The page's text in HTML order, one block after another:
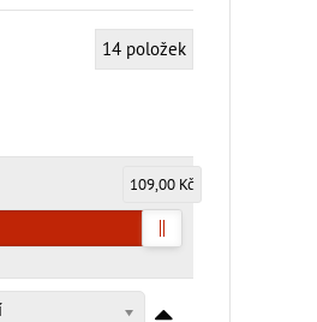
14 položek
109,00 Kč